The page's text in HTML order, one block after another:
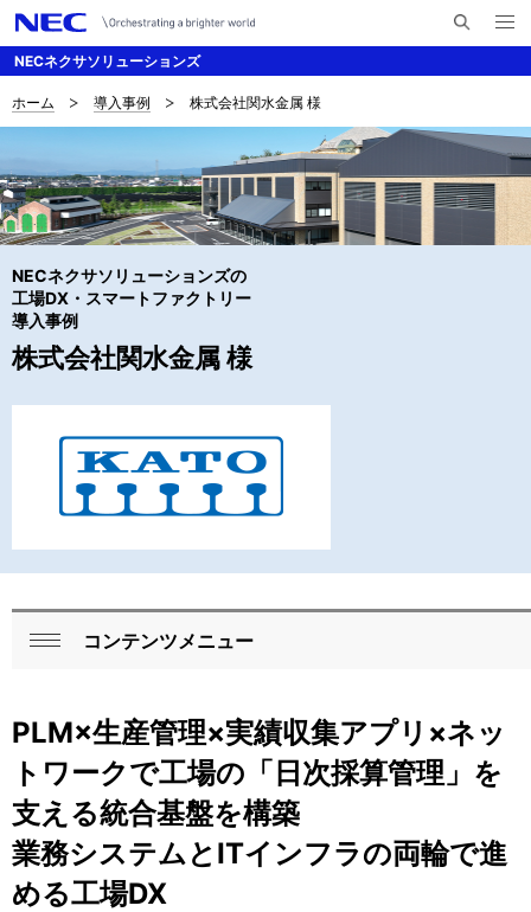
NECネクサソリューションズ
索
メ
ニ
く
ナ
ゲ
ー
シ
ョ
ン
サ
ト
内
の
現
在
ホーム 導入事例 株式会社関水金属 様
NECネクサソリューションズの
工場DX・スマートファクトリー
導入事例
株式会社関水金属 様
ロ
カ
ル
ナ
ビ
る
コンテンツメニュー
PLM×生産管理×実績収集アプリ×ネッ
トワークで工場の「日次採算管理」を
支える統合基盤を構築
業務システムとITインフラの両輪で進
める工場DX